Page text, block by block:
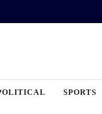
SPORTS